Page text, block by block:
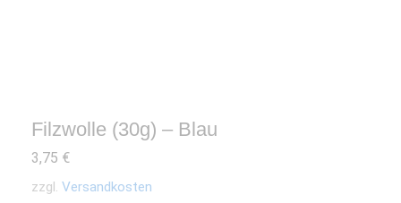
Filzwolle (30g) – Blau
3,75 €
zzgl. Versandkosten